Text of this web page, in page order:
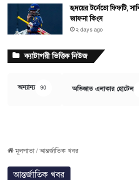
হৃদয়ের টর্নেডো ফিফটি,
জাফনা কিংস
২ days ago
ক্যাটাগরী ভিত্তিক নিউজ
অন্যান্য 90 অভিজাত এলাকার হোটেল